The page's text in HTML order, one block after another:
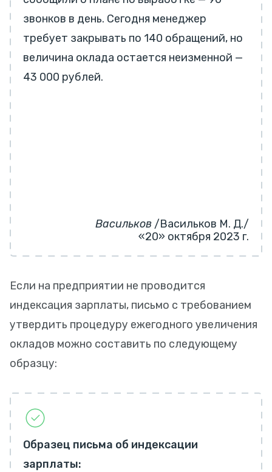
звонков в день. Сегодня менеджер
требует закрывать по 140 обращений, но
величина оклада остается неизменной —
43 000 рублей.
Васильков /Васильков М. Д./
«20» октября 2023 г.
Если на предприятии не проводится
индексация зарплаты, письмо с требованием
утвердить процедуру ежегодного увеличения
окладов можно составить по следующему
образцу:
Образец письма об индексации
зарплаты: